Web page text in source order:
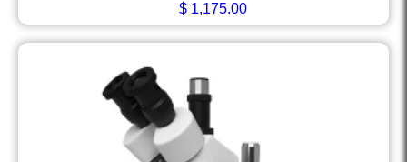
$1,175.00